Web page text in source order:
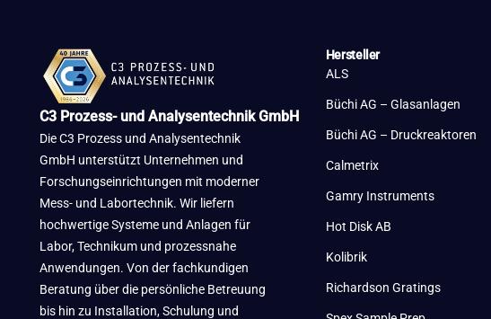
C3 Prozess- und Analysentechnik GmbH
Die C3 Prozess und Analysentechnik
GmbH unterstützt Unternehmen und
Forschungseinrichtungen mit moderner
Mess- und Labortechnik. Wir liefern
hochwertige Systeme und Anlagen für
Labor, Technikum und prozessnahe
Anwendungen. Von der fachkundigen
Beratung über die persönliche Betreuung
bis hin zu Installation, Schulung und
Hersteller
ALS
Büchi AG – Glasanlagen
Büchi AG – Druckreaktoren
Calmetrix
Gamry Instruments
Hot Disk AB
Kolibrik
Richardson Gratings